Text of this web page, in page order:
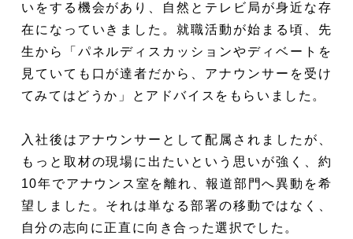
いをする機会があり、自然とテレビ局が身近な存
在になっていきました。就職活動が始まる頃、先
生から「パネルディスカッションやディベートを
見ていても口が達者だから、アナウンサーを受け
てみてはどうか」とアドバイスをもらいました。
入社後はアナウンサーとして配属されましたが、
もっと取材の現場に出たいという思いが強く、約
10年でアナウンス室を離れ、報道部門へ異動を希
望しました。それは単なる部署の移動ではなく、
自分の志向に正直に向き合った選択でした。